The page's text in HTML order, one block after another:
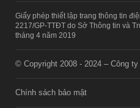
Giấy phép thiết lập trang thông tin
2217/GP-TTĐT do Sở Thông tin và
tháng 4 năm 2019
© Copyright 2008 - 2024 – Công ty
Chính sách bảo mật